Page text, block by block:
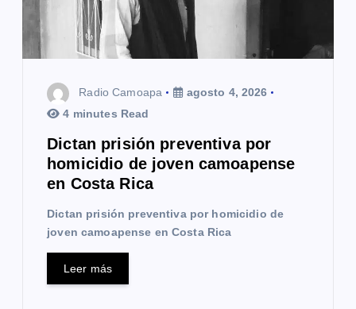
n
Radio Camoapa
agosto 4, 2026
4 minutes Read
Dictan prisión preventiva por
homicidio de joven camoapense
en Costa Rica
Dictan prisión preventiva por homicidio de
joven camoapense en Costa Rica
Leer más